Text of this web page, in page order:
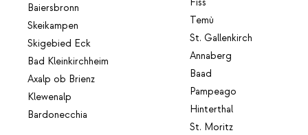
Baiersbronn
Skeikampen
Skigebied Eck
Bad Kleinkirchheim
Axalp ob Brienz
Klewenalp
Bardonecchia
Fiss
Temù
St. Gallenkirch
Annaberg
Baad
Pampeago
Hinterthal
St. Moritz